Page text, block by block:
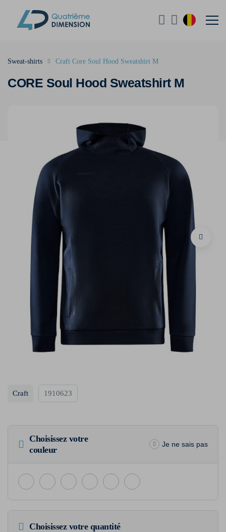
CORE Soul Hood Sweatshirt M
Sweat-shirts Craft Core Soul Hood Sweatshirt M
Craft 1910623
Choisissez votre
couleur
Je ne sais pas
Choisissez votre quantité